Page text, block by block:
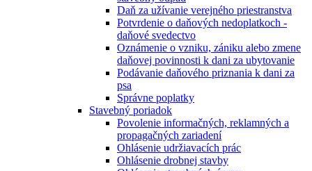
Daň za užívanie verejného priestranstva
Potvrdenie o daňových nedoplatkoch -
daňové svedectvo
Oznámenie o vzniku, zániku alebo zmene
daňovej povinnosti k dani za ubytovanie
Podávanie daňového priznania k dani za
psa
Správne poplatky
Stavebný poriadok
Povolenie informačných, reklamných a
propagačných zariadení
Ohlásenie udržiavacích prác
Ohlásenie drobnej stavby